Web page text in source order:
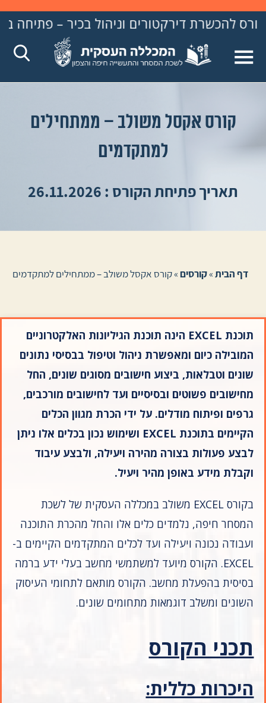
דירקטורים וניהול בכיר – פתיחה ב- 31.8.26
קורס אקסל משולב – ממתחילים
למתקדמים
תאריך פתיחת הקורס : 26.11.2026
דף הבית»קורסים »קורס אקסל משולב – ממתחילים למתקדמים
תוכנת EXCEL הינה תוכנת הגיליונות האלקטרוניים
המובילה כיום ומאפשרת ניהול וטיפול בבסיסי נתונים
שונים וטבלאות, ביצוע חישובים מסוגים שונים, החל
מחישובים פשוטים ובסיסיים ועד לחישובים מורכבים,
גרפים ופיתוח מודלים. על ידי הכרת מגוון הכלים
הקיימים בתוכנת EXCEL ושימוש נכון בכלים אלו ניתן
לבצע פעולות בצורה מהירה ויעילה, ולבצע עיבוד
וקבלת מידע באופן מהיר ויעיל.
בקורס EXCEL משולב במכללה העסקית של לשכת
המסחר חיפה, נלמדים כלים אלו והחל מהכרת התוכנה
ועבודה נכונה ויעילה ועד לכלים המתקדמים הקיימים ב-
EXCEL. הקורס מיועד למשתמשי מחשב בעלי ידע ברמה
בסיסית בהפעלת מחשב. הקורס מותאם לתחומי העיסוק
השונים ומשלב דוגמאות מתחומים שונים.
תכני הקורס
היכרות כללית: